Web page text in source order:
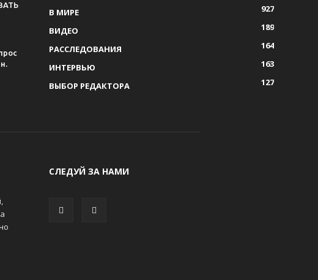
В МИРЕ
927
ВИДЕО
189
РАССЛЕДОВАНИЯ
164
ИНТЕРВЬЮ
163
ВЫБОР РЕДАКТОРА
127
СЛЕДУЙ ЗА НАМИ